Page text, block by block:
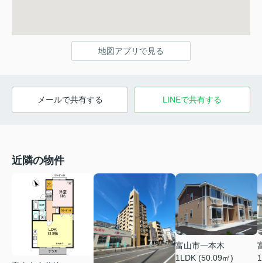
地図アプリで見る
メールで共有する LINEで共有する
近隣の物件
富山市一本木
1LDK (50.09㎡)